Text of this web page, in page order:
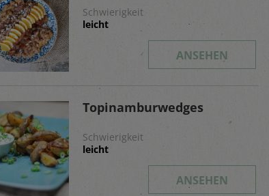
Schwierigkeit
leicht
ANSEHEN
Topinamburwedges
Schwierigkeit
leicht
ANSEHEN